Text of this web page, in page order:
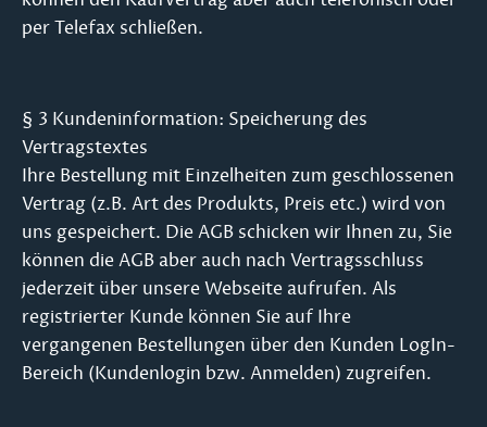
per Telefax schließen.
§ 3 Kundeninformation: Speicherung des
Vertragstextes
Ihre Bestellung mit Einzelheiten zum geschlossenen
Vertrag (z.B. Art des Produkts, Preis etc.) wird von
uns gespeichert. Die AGB schicken wir Ihnen zu, Sie
können die AGB aber auch nach Vertragsschluss
jederzeit über unsere Webseite aufrufen. Als
registrierter Kunde können Sie auf Ihre
vergangenen Bestellungen über den Kunden LogIn-
Bereich (Kundenlogin bzw. Anmelden) zugreifen.